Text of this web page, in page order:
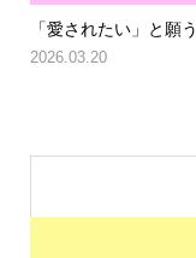
「愛されたい」と願
2026.03.20